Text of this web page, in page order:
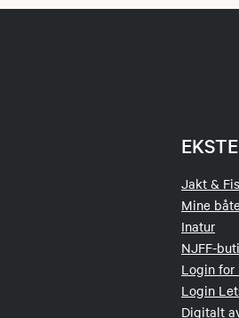
Jakt &
Mine
Inatur
NJFF-
Login for
Login
Digitalt